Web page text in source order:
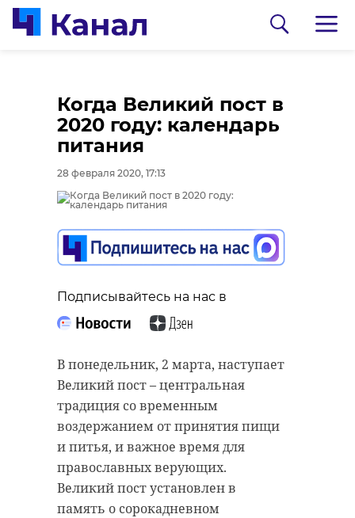
Когда Великий пост в
2020 году: календарь
питания
28 февраля 2020, 17:13
Подписывайтесь на нас в
В понедельник, 2 марта, наступает
Великий пост – центральная
традиция со временным
воздержанием от принятия пищи
и питья, и важное время для
православных верующих.
Великий пост установлен в
память о сорокадневном
В Гатчинском районе
добровольцы
“особняк с
привидениями” XIX
века
Сосновоборец
разгадал тайну
старинном кладбище
и узнал много нового
об истории города